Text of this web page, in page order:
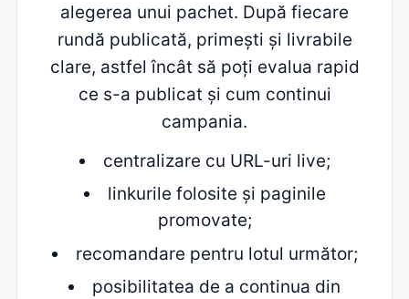
alegerea unui pachet. După fiecare
rundă publicată, primești și livrabile
clare, astfel încât să poți evalua rapid
ce s-a publicat și cum continui
campania.
centralizare cu URL-uri live;
linkurile folosite și paginile
promovate;
recomandare pentru lotul următor;
posibilitatea de a continua din